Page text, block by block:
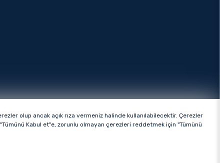
olup ancak açık rıza vermeniz halinde kullanılabilecektir. Çerezler
Kabul et"e, zorunlu olmayan çerezleri reddetmek için "Tümünü